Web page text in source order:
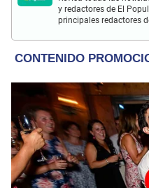
y redactores de El
principales redactores